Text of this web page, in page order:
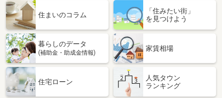
住まいのコラム
「住みたい街」
を見つけよう
暮らしのデータ
(補助金・助成金情報)
家賃相場
住宅ローン
人気タウン
ランキング